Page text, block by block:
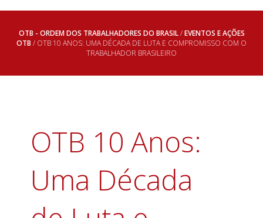
OTB - ORDEM DOS TRABALHADORES DO BRASIL/EVENTOS E AÇÕES
OTB / OTB 10 ANOS: UMA DÉCADA DE LUTA E COMPROMISSO COM O
TRABALHADOR BRASILEIRO
OTB 10 Anos:
Uma Década